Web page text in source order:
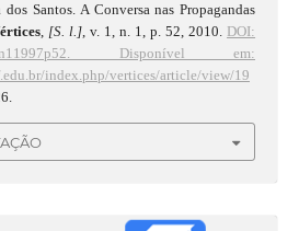
Santos. A Conversa nas Propagandas
, [S. l.], v. 1, n. 1, p. 52, 2010. DOI:
Disponível em:
index.php/vertices/article/view/19